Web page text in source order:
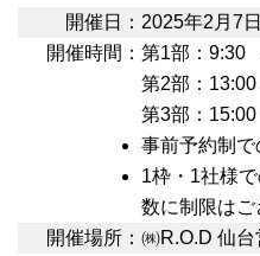
開催日： 2025年2月7日
開催時間： 第1部：9:30
第2部：
第3部：
事前予約制
1枠・1社様
数に制限はご
開催場所： ㈱R.O.D 仙